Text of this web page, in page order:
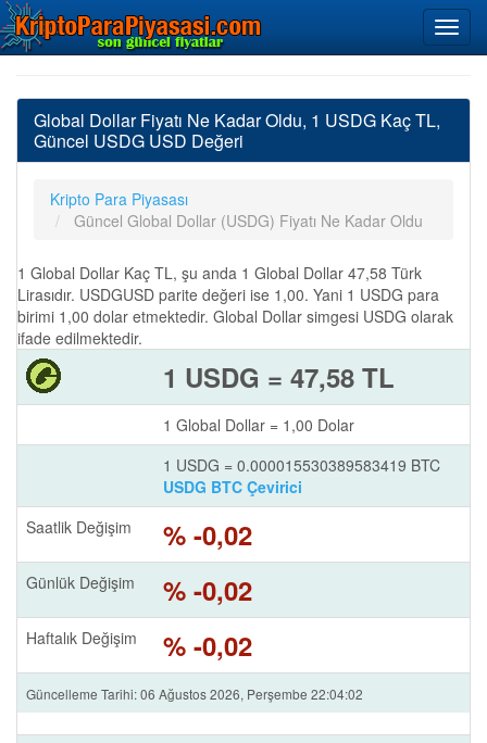
Global Dollar Fiyatı Ne Kadar Oldu, 1 USDG Kaç TL,
Güncel USDG USD Değeri
Kripto Para Piyasası
Güncel Global Dollar (USDG) Fiyatı Ne Kadar Oldu
1 Global Dollar Kaç TL, şu anda 1 Global Dollar 47,58 Türk
Lirasıdır. USDGUSD parite değeri ise 1,00. Yani 1 USDG para
birimi 1,00 dolar etmektedir. Global Dollar simgesi USDG olarak
ifade edilmektedir.
1 USDG = 47,58 TL
1 Global Dollar = 1,00 Dolar
1 USDG = 0.000015530389583419 BTC
USDG BTC Çevirici
Saatlik Değişim
% -0,02
Günlük Değişim % -0,02
Haftalık Değişim % -0,02
Güncelleme Tarihi: 06 Ağustos 2026, Perşembe 22:04:02